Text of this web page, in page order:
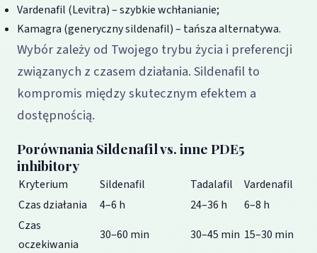
Vardenafil (Levitra) – szybkie wchłanianie;
Kamagra (generyczny sildenafil) – tańsza alternatywa.
Wybór zależy od Twojego trybu życia i preferencji
związanych z czasem działania. Sildenafil to
kompromis między skutecznym efektem a
dostępnością.
Porównania Sildenafil vs. inne PDE5
inhibitory
Kryterium Sildenafil Tadalafil
Vardenafil
Czas działania
4–6 h 24–36 h
6–8 h
Czas
oczekiwania
30–60 min 30–45 min 15–30 min